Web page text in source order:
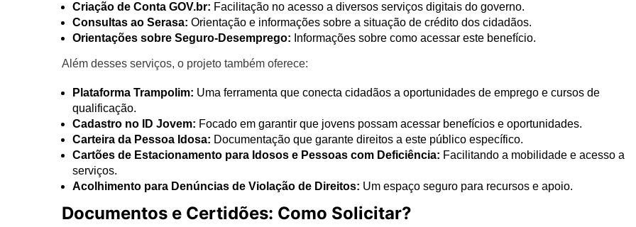
Criação de Conta GOV.br: Facilitação no acesso a diversos serviços digitais do governo.
Consultas ao Serasa: Orientação e informações sobre a situação de crédito dos cidadãos.
Orientações sobre Seguro-Desemprego: Informações sobre como acessar este benefício.
Além desses serviços, o projeto também oferece:
Plataforma Trampolim: Uma ferramenta que conecta cidadãos a oportunidades de emprego e cursos de
qualificação.
Cadastro no ID Jovem: Focado em garantir que jovens possam acessar benefícios e oportunidades.
Carteira da Pessoa Idosa: Documentação que garante direitos a este público específico.
Cartões de Estacionamento para Idosos e Pessoas com Deficiência: Facilitando a mobilidade e acesso a
serviços.
Acolhimento para Denúncias de Violação de Direitos: Um espaço seguro para recursos e apoio.
Documentos e Certidões: Como Solicitar?